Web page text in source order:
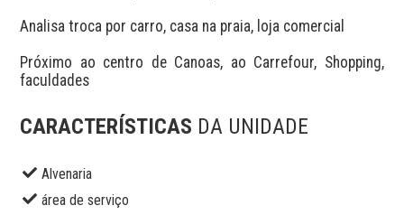
Analisa troca por carro, casa na praia, loja comercial
Próximo ao centro de Canoas, ao Carrefour, Shopping,
faculdades
CARACTERÍSTICAS DA UNIDADE
Alvenaria
área de serviço